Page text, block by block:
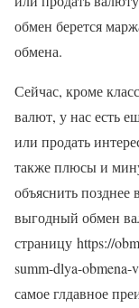
обмен берется
обмена.
Сейчас, кроме
валют, у нас есть
или продать
также плюсы и
объяснить позднее
выгодный обмен
страницу https://
summ-dlya-obmena-
самое глдавное